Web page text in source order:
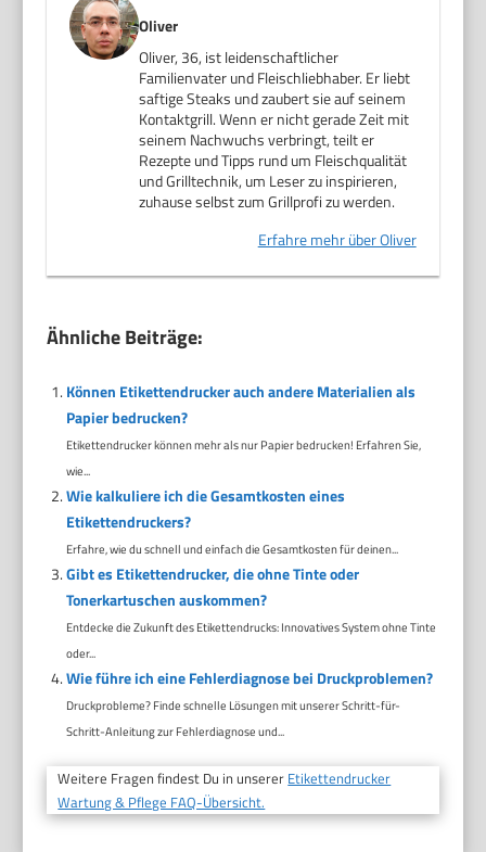
Oliver
Oliver, 36, ist leidenschaftlicher
Familienvater und Fleischliebhaber. Er liebt
saftige Steaks und zaubert sie auf seinem
Kontaktgrill. Wenn er nicht gerade Zeit mit
seinem Nachwuchs verbringt, teilt er
Rezepte und Tipps rund um Fleischqualität
und Grilltechnik, um Leser zu inspirieren,
zuhause selbst zum Grillprofi zu werden.
Erfahre mehr über Oliver
Ähnliche Beiträge:
Können Etikettendrucker auch andere Materialien als
Papier bedrucken?
Etikettendrucker können mehr als nur Papier bedrucken! Erfahren Sie,
wie...
Wie kalkuliere ich die Gesamtkosten eines
Etikettendruckers?
Erfahre, wie du schnell und einfach die Gesamtkosten für deinen...
Gibt es Etikettendrucker, die ohne Tinte oder
Tonerkartuschen auskommen?
Entdecke die Zukunft des Etikettendrucks: Innovatives System ohne Tinte
oder...
Wie führe ich eine Fehlerdiagnose bei Druckproblemen?
Druckprobleme? Finde schnelle Lösungen mit unserer Schritt-für-
Schritt-Anleitung zur Fehlerdiagnose und...
Weitere Fragen findest Du in unserer Etikettendrucker
Wartung & Pflege FAQ-Übersicht.